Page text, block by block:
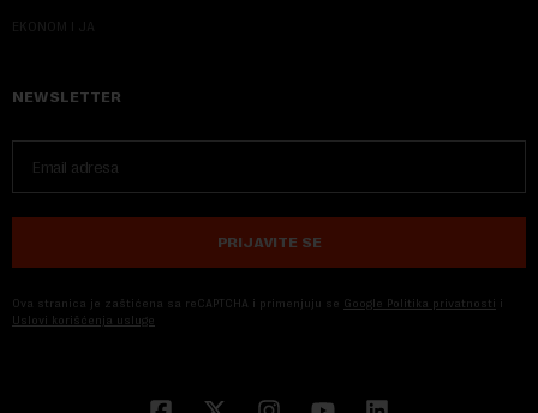
EKONOM I JA
NEWSLETTER
PRIJAVITE SE
Ova stranica je zaštićena sa reCAPTCHA i primenjuju se Google Politika privatnosti i
Uslovi korišćenja usluge